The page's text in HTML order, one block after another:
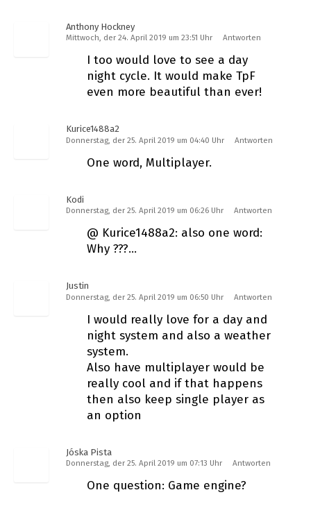
Anthony Hockney
Mittwoch, der 24. April 2019 um 23:51 Uhr Antworten
I too would love to see a day
night cycle. It would make TpF
even more beautiful than ever!
Kurice1488a2
Donnerstag, der 25. April 2019 um 04:40 Uhr Antworten
One word, Multiplayer.
Kodi
Donnerstag, der 25. April 2019 um 06:26 Uhr Antworten
@ Kurice1488a2: also one word:
Why ???…
Justin
Donnerstag, der 25. April 2019 um 06:50 Uhr Antworten
I would really love for a day and
night system and also a weather
system.
Also have multiplayer would be
really cool and if that happens
then also keep single player as
an option
Jóska Pista
Donnerstag, der 25. April 2019 um 07:13 Uhr Antworten
One question: Game engine?